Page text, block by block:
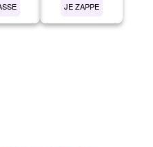
JE ZAPPE